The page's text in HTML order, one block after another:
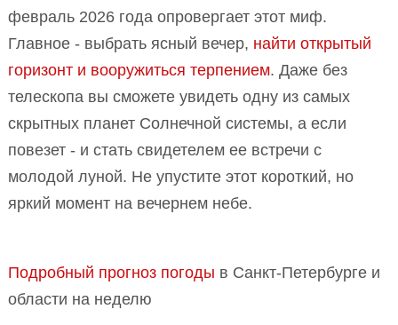
февраль 2026 года опровергает этот миф.
Главное - выбрать ясный вечер, найти открытый
горизонт и вооружиться терпением. Даже без
телескопа вы сможете увидеть одну из самых
скрытных планет Солнечной системы, а если
повезет - и стать свидетелем ее встречи с
молодой луной. Не упустите этот короткий, но
яркий момент на вечернем небе.
Подробный прогноз погоды в Санкт-Петербурге и
области на неделю